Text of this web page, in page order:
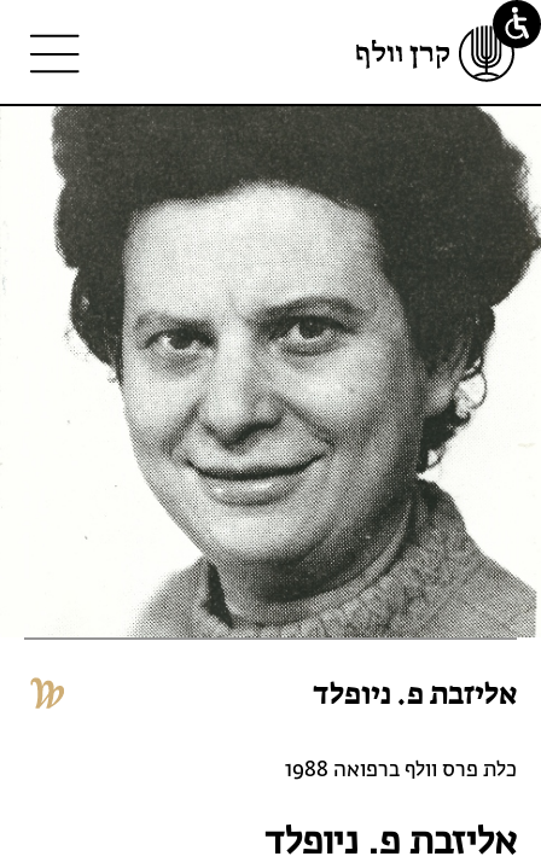
אליזבת פ. ניופלד
כלת פרס וולף ברפואה 1988
אליזבת פ. ניופלד